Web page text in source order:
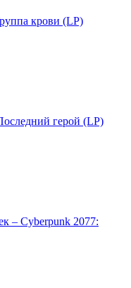
крови (LP)
герой (LP)
– Cyberpunk 2077: